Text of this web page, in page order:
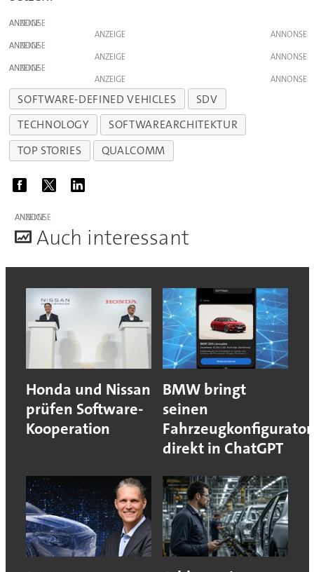
ANZEIGE
ANZEIGE
ANZEIGE
ANZEIGE
ANZEIGE
ANZEIGE
SOFTWARE-DEFINED VEHICLES
SDV
TECHNOLOGY
SOFTWAREARCHITEKTUR
TOP STORIES
QUALCOMM
ANZEIGE
Auch interessant
Honda und Nissan
prüfen Software-
Kooperation
BMW bringt
seinen
Fahrzeugkonfigurator
direkt in ChatGPT